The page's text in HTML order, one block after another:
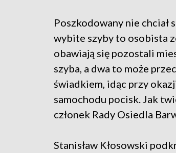
Poszkodowany nie chciał
wybite szyby to osobista
obawiają się pozostali
szyba, a dwa to może
świadkiem, idąc przy
samochodu pocisk. Jak
członek Rady Osiedla
Stanisław Kłosowski